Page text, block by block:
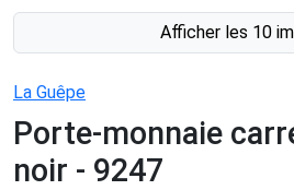
Afficher les 10
La Guêpe
Porte-monnaie
noir - 9247